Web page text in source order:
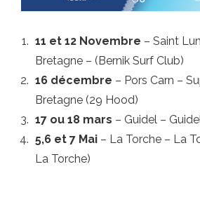
11 et 12 Novembre – Saint
Bretagne – (Bernik Surf Club)
16 décembre – Pors Carn –
Bretagne (29 Hood)
17 ou 18 mars – Guidel –
5,6 et 7 Mai – La Torche – La
La Torche)